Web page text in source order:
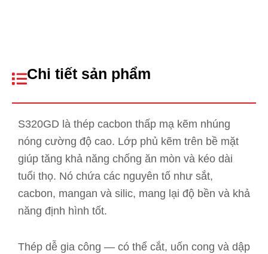
Chi tiết sản phẩm
S320GD là thép cacbon thấp mạ kẽm nhúng
nóng cường độ cao. Lớp phủ kẽm trên bề mặt
giúp tăng khả năng chống ăn mòn và kéo dài
tuổi thọ. Nó chứa các nguyên tố như sắt,
cacbon, mangan và silic, mang lại độ bền và khả
năng định hình tốt.
Thép dễ gia công — có thể cắt, uốn cong và dập